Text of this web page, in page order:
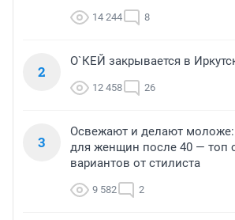
14 244 8
2
О`КЕЙ закрывается в
12 458 26
3
Освежают и делают
для женщин после 40 — топ
вариантов от стилиста
9 582 2